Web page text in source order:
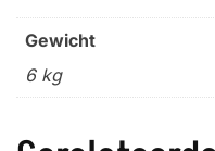
Gewicht
6 kg